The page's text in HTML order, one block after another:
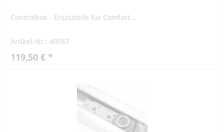
Controlbox - Ersatzteile für Comfort...
Artikel-Nr.: 40567
119,50 € *